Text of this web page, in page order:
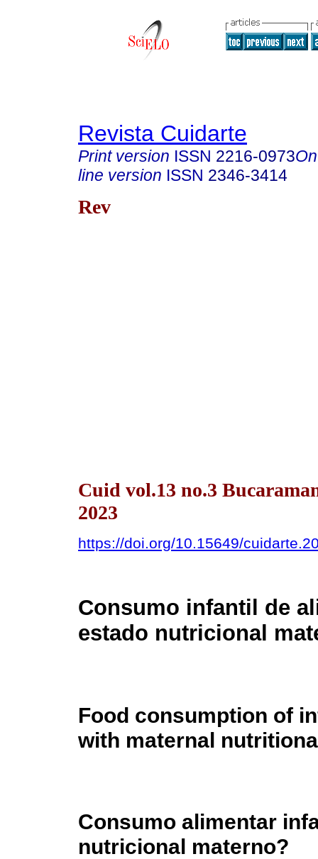
Revista Cuidarte
Print version ISSN 2216-0973
line version ISSN 2346-3414
Rev
Cuid vol.13 no.3
2023
https://doi.org/10.15649/
Consumo infantil de
estado nutricional
Food consumption of
with maternal
Consumo alimentar
nutricional materno?